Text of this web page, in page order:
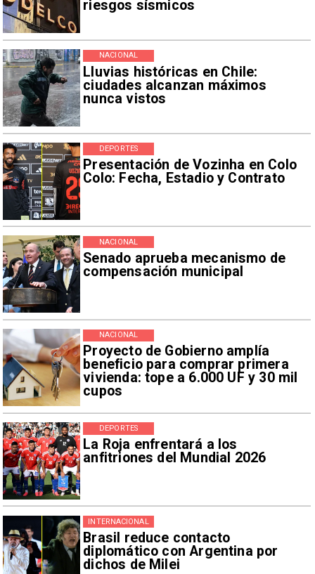
riesgos sísmicos
Lluvias históricas en Chile:
ciudades alcanzan máximos
nunca vistos
NACIONAL
Presentación de Vozinha en Colo
Colo: Fecha, Estadio y Contrato
DEPORTES
Senado aprueba mecanismo de
compensación municipal
NACIONAL
Proyecto de Gobierno amplía
beneficio para comprar primera
vivienda: tope a 6.000 UF y 30 mil
cupos
NACIONAL
La Roja enfrentará a los
anfitriones del Mundial 2026
DEPORTES
Brasil reduce contacto
diplomático con Argentina por
dichos de Milei
INTERNACIONAL